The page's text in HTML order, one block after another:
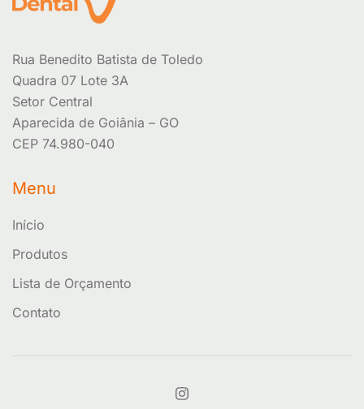
Rua Benedito Batista de Toledo
Quadra 07 Lote 3A
Setor Central
Aparecida de Goiânia – GO
CEP 74.980-040
Menu
Início
Produtos
Lista de Orçamento
Contato